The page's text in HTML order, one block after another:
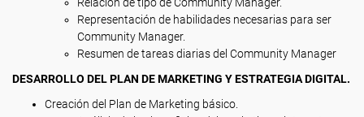
Representación de habilidades necesarias para ser
Community Manager.
Resumen de tareas diarias del Community Manager
DESARROLLO DEL PLAN DE MARKETING Y ESTRATEGIA DIGITAL.
Creación del Plan de Marketing básico.